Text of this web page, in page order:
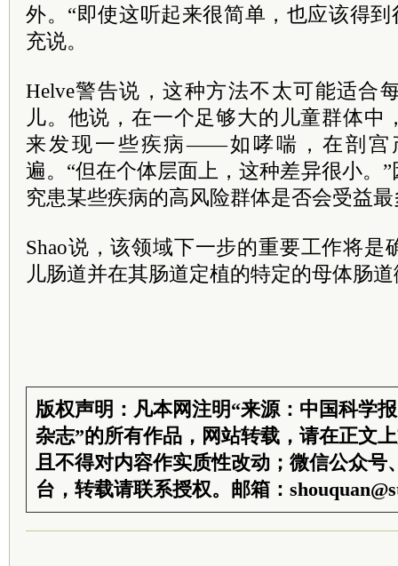
外。“即使这听起来很简单，也应该得到
充说。
Helve警告说，这种方法不太可能适合
儿。他说，在一个足够大的儿童群体中
来发现一些疾病——如哮喘，在剖宫
遍。“但在个体层面上，这种差异很小。
究患某些疾病的高风险群体是否会受益
Shao说，该领域下一步的重要工作将是
儿肠道并在其肠道定植的特定的母体肠
版权声明：凡本网注明“来源：中国科学
杂志”的所有作品，网站转载，请在正文
且不得对内容作实质性改动；微信公众号
台，转载请联系授权。邮箱：